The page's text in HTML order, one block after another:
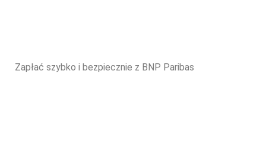
Zapłać szybko i bezpiecznie z BNP Paribas